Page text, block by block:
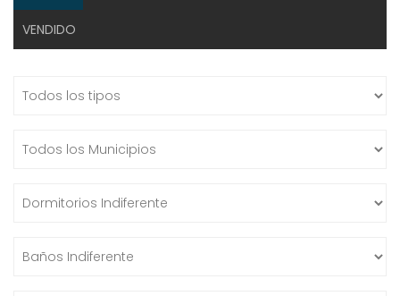
VENDIDO